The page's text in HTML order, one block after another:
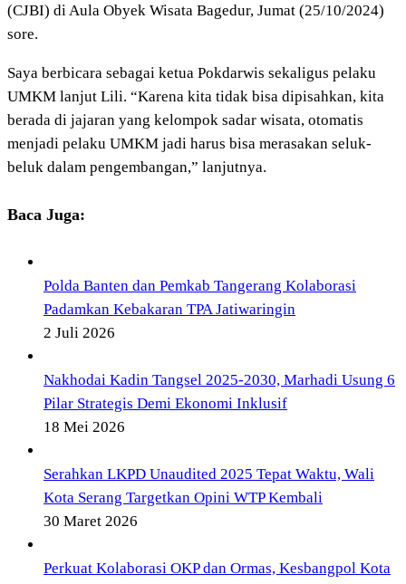
(CJBI) di Aula Obyek Wisata Bagedur, Jumat (25/10/2024)
sore.
Saya berbicara sebagai ketua Pokdarwis sekaligus pelaku
UMKM lanjut Lili. “Karena kita tidak bisa dipisahkan, kita
berada di jajaran yang kelompok sadar wisata, otomatis
menjadi pelaku UMKM jadi harus bisa merasakan seluk-
beluk dalam pengembangan,” lanjutnya.
Baca Juga:
Polda Banten dan Pemkab Tangerang Kolaborasi
Padamkan Kebakaran TPA Jatiwaringin
2 Juli 2026
Nakhodai Kadin Tangsel 2025-2030, Marhadi Usung 6
Pilar Strategis Demi Ekonomi Inklusif
18 Mei 2026
Serahkan LKPD Unaudited 2025 Tepat Waktu, Wali
Kota Serang Targetkan Opini WTP Kembali
30 Maret 2026
Perkuat Kolaborasi OKP dan Ormas, Kesbangpol Kota